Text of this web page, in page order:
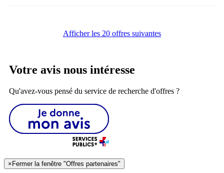
Afficher les 20 offres suivantes
Votre avis nous intéresse
Qu'avez-vous pensé du service de recherche d'offres ?
× Fermer la fenêtre "Offres partenaires"